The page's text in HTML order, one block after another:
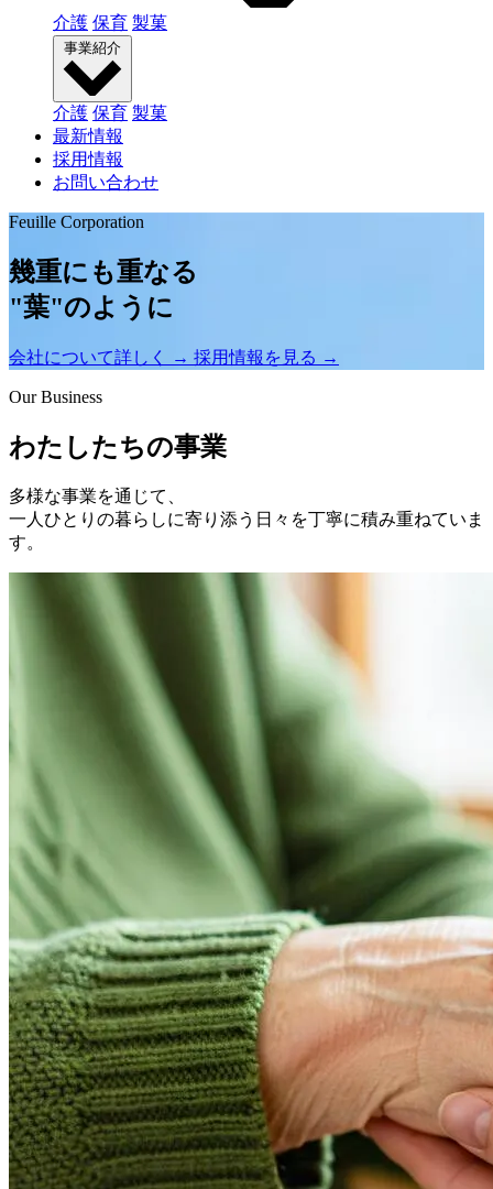
介護 保育 製菓
介護 保育 製菓
最新情報
採用情報
お問い合わせ
Feuille Corporation
幾重にも重なる
"葉"のように
会社について詳しく → 採用情報を見る →
Our Business
わたしたちの事業
多様な事業を通じて、
一人ひとりの暮らしに寄り添う日々を丁寧に積み重ねていま
す。